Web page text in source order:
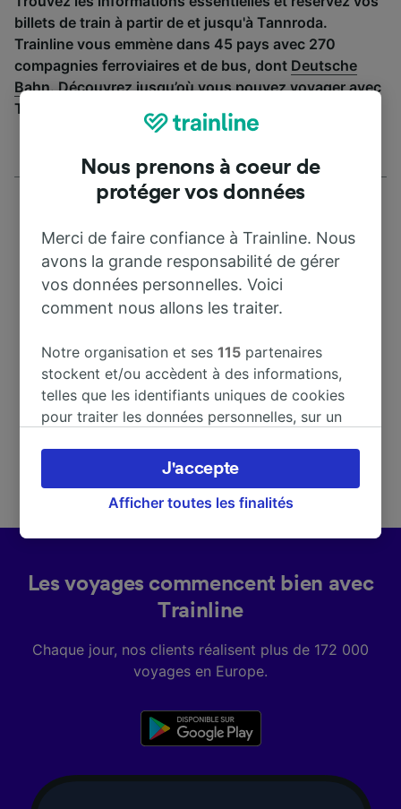
billets de train à partir de et jusqu'à Tannroda.
Trainline vous emmène dans 45 pays avec 270
compagnies ferroviaires et de bus, dont Deutsche
Bahn. Découvrez jusqu’où vous pouvez voyager avec
Trainline aujourd’hui.
Adresse
99448 Tannroda
Deutschland
Les voyages commencent bien avec
Trainline
Chaque jour, nos clients réalisent plus de 172 000
voyages en Europe.
Nous prenons à coeur de
protéger vos données
Merci de faire confiance à Trainline. Nous
avons la grande responsabilité de gérer
vos données personnelles. Voici
comment nous allons les traiter.
Notre organisation et ses115 partenaires
stockent et/ou accèdent à des informations,
telles que les identifiants uniques de cookies
pour traiter les données personnelles, sur un
préférences, notamment en exerçant votre
droit d’opposition à l’intérêt légitime, en
cliquant ci-dessous ou à tout moment sur la
Vos données ne seront pas utilisées à des fins
de traçage si vous nous avez demandé de ne
Nos équipes ainsi que nos partenaires
finalités suivantes :
Utiliser des données de géolocalisation
précises. Analyser activement les
l’identification. Stocker et/ou accéder à des
Afficher toutes les finalités
J'accepte